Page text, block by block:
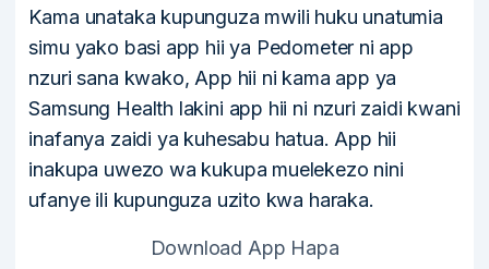
Kama unataka kupunguza mwili huku unatumia
simu yako basi app hii ya Pedometer ni app
nzuri sana kwako, App hii ni kama app ya
Samsung Health lakini app hii ni nzuri zaidi kwani
inafanya zaidi ya kuhesabu hatua. App hii
inakupa uwezo wa kukupa muelekezo nini
ufanye ili kupunguza uzito kwa haraka.
Download App Hapa